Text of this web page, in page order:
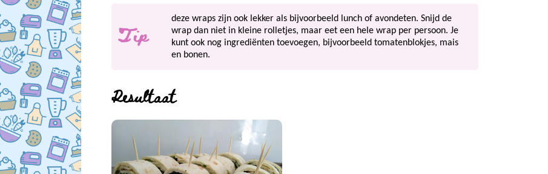
Tip
deze wraps zijn ook lekker als bijvoorbeeld lunch of avondeten. Snijd de
wrap dan niet in kleine rolletjes, maar eet een hele wrap per persoon. Je
kunt ook nog ingrediënten toevoegen, bijvoorbeeld tomatenblokjes, mais
en bonen.
Resultaat